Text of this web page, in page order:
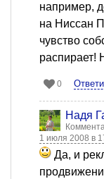
например,
на Ниссан
чувство
распирает!
0
Надя
1 июля 2008 в
Да, и